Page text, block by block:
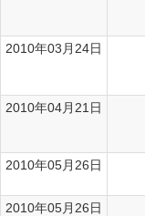
2010年03月24日
2010年04月21日
グル
2010年05月26日
グル
2010年05月26日
グル